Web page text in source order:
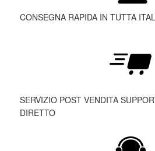
CONSEGNA RAPIDA IN TUTTA
SERVIZIO POST VENDITA
DIRETTO